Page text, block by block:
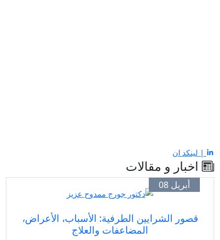
| لينكد ان
اخبار و مقالات
أبريل 08
قصور الشرايين الطرفية: الأسباب، الأعراض،
المضاعفات والعلاج